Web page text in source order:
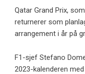
Qatar Grand Prix,
returnerer som
arrangement i år på
F1-sjef Stefano
2023-kalenderen